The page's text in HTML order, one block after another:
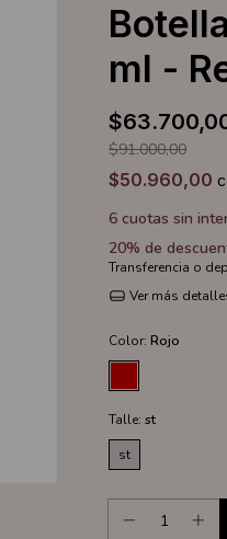
ml -
$91.000,00
$50.960,00
6 cuotas sin
20% de
Transferencia o
Ver más
Color: Rojo
Talle: st
st